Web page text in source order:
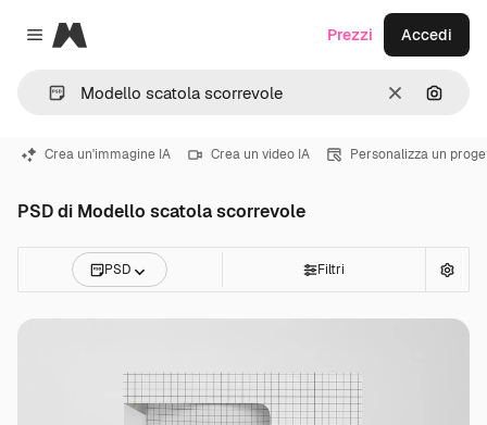
Close menu
Magnific
CancellaCerca
Prezzi Accedi
Crea un'immagine IA Crea un video IA Personalizza un
PSD di Modello scatola scorrevole
PSD Filtri